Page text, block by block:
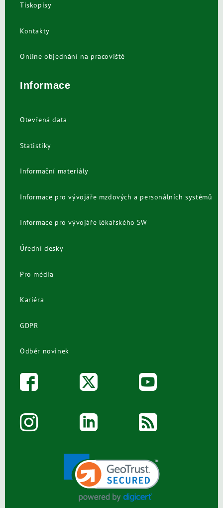
Tiskopisy
Kontakty
Online objednání na pracoviště
Informace
Otevřená data
Statistiky
Informační materiály
Informace pro vývojáře mzdových a personálních systémů
Informace pro vývojáře lékařského SW
Úřední desky
Pro média
Kariéra
GDPR
Odběr novinek